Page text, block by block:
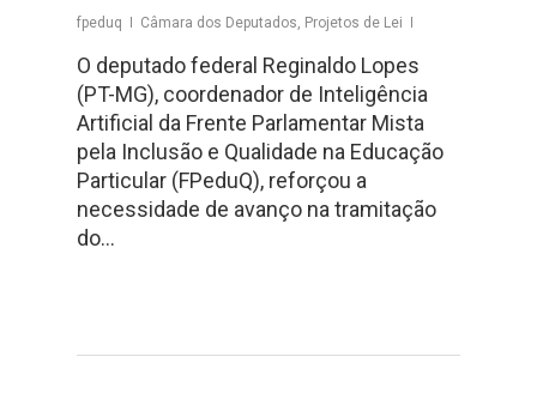
fpeduq Câmara dos Deputados Projetos de Lei
O deputado federal Reginaldo Lopes
(PT-MG), coordenador de Inteligência
Artificial da Frente Parlamentar Mista
pela Inclusão e Qualidade na Educação
Particular (FPeduQ), reforçou a
necessidade de avanço na tramitação
do…